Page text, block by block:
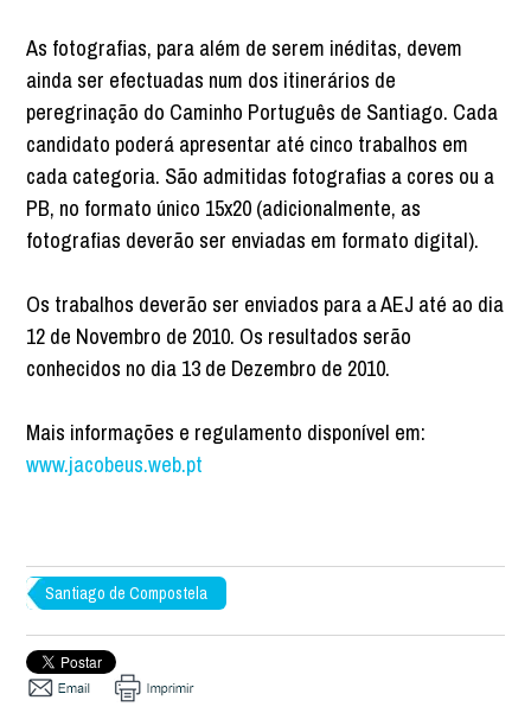
As fotografias, para além de serem inéditas, devem
ainda ser efectuadas num dos itinerários de
peregrinação do Caminho Português de Santiago. Cada
candidato poderá apresentar até cinco trabalhos em
cada categoria. São admitidas fotografias a cores ou a
PB, no formato único 15x20 (adicionalmente, as
fotografias deverão ser enviadas em formato digital).
Os trabalhos deverão ser enviados para a AEJ até ao dia
12 de Novembro de 2010. Os resultados serão
conhecidos no dia 13 de Dezembro de 2010.
Mais informações e regulamento disponível em:
www.jacobeus.web.pt
Santiago de Compostela